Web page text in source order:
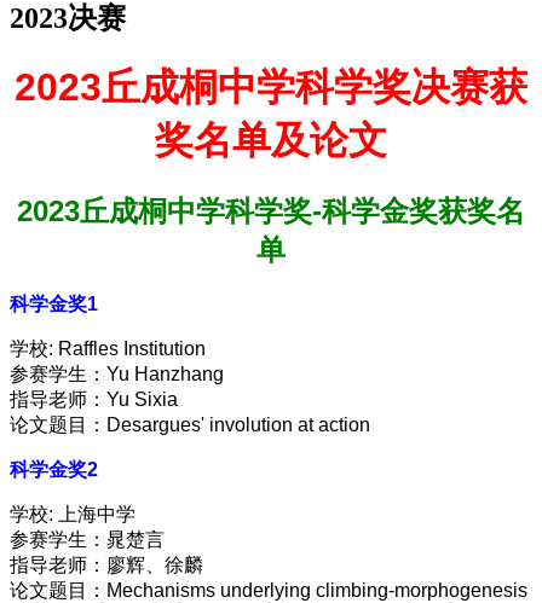
2023决赛
2023丘成桐中学科学奖决赛获
奖名单及论文
2023丘成桐中学科学奖-科学金奖获奖名
单
科学金奖1
学校: Raffles Institution
参赛学生：Yu Hanzhang
指导老师：Yu Sixia
论文题目：Desargues' involution at action
科学金奖2
学校: 上海中学
参赛学生：晁楚言
指导老师：廖辉、徐麟
论文题目：Mechanisms underlying climbing-morphogenesis